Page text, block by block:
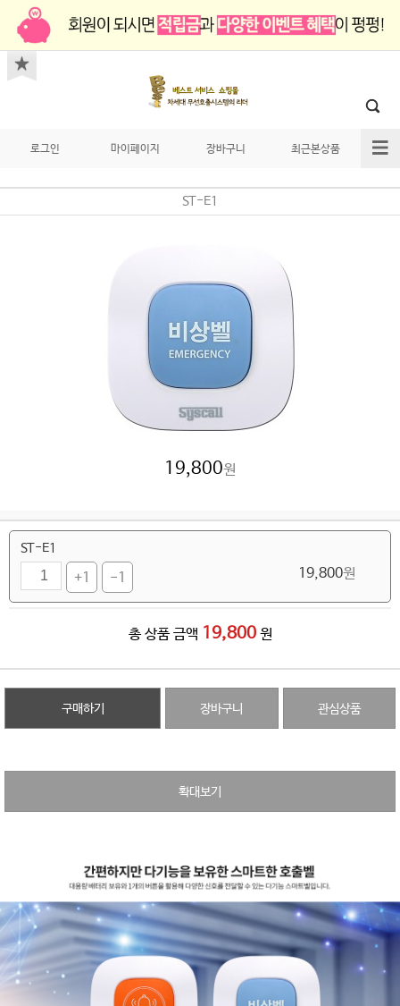
로그인 마이페이지 장바구니 최근본상품
ST-E1
19,800원
ST-E1
+1 -1 19,800원
총 상품 금액 19,800 원
구매하기 장바구니 관심상품
확대보기